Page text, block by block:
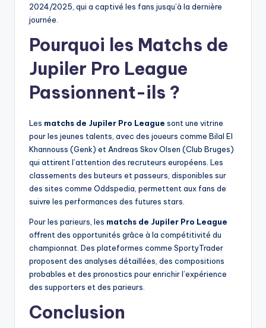
2024/2025, qui a captivé les fans jusqu’à la dernière
journée.
Pourquoi les Matchs de
Jupiler Pro League
Passionnent-ils ?
Les matchs de Jupiler Pro League sont une vitrine
pour les jeunes talents, avec des joueurs comme Bilal El
Khannouss (Genk) et Andreas Skov Olsen (Club Bruges)
qui attirent l’attention des recruteurs européens. Les
classements des buteurs et passeurs, disponibles sur
des sites comme Oddspedia, permettent aux fans de
suivre les performances des futures stars.
Pour les parieurs, les matchs de Jupiler Pro League
offrent des opportunités grâce à la compétitivité du
championnat. Des plateformes comme SportyTrader
proposent des analyses détaillées, des compositions
probables et des pronostics pour enrichir l’expérience
des supporters et des parieurs.
Conclusion